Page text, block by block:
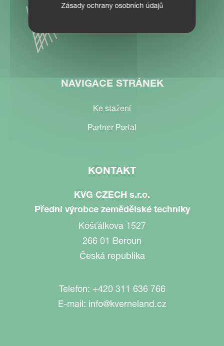
NAVIGACE STRÁNEK
Ke stažení
Partner Portal
KONTAKT
KVG CZECH s.r.o.
Přední výrobce zemědělské techniky
Košťálkova 1527
266 01 Beroun
Česká republika
Telefon: +420 311 636 766
E-mail: info@kverneland.cz
Zásady ochrany osobních údajů